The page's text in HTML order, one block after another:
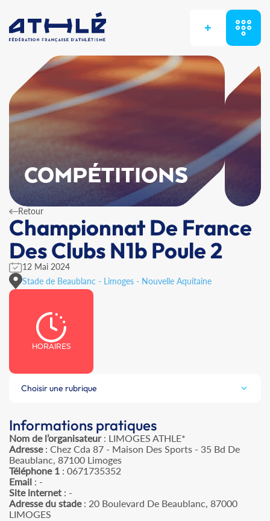
+
COMPÉTITIONS
Retour
Championnat De France
Des Clubs N1b Poule 2
12 Mai 2024
Stade de Beaublanc - Limoges - Nouvelle Aquitaine
HORAIRES
Choisir une rubrique
Informations pratiques
Nom de l’organisateur: LIMOGES ATHLE*
Adresse: Chez Cda 87 - Maison Des Sports - 35 Bd De
Beaublanc, 87100 Limoges
Téléphone 1 : 0671735352
Email : -
Site internet : -
Adresse du stade: 20 Boulevard De Beaublanc, 87000
LIMOGES